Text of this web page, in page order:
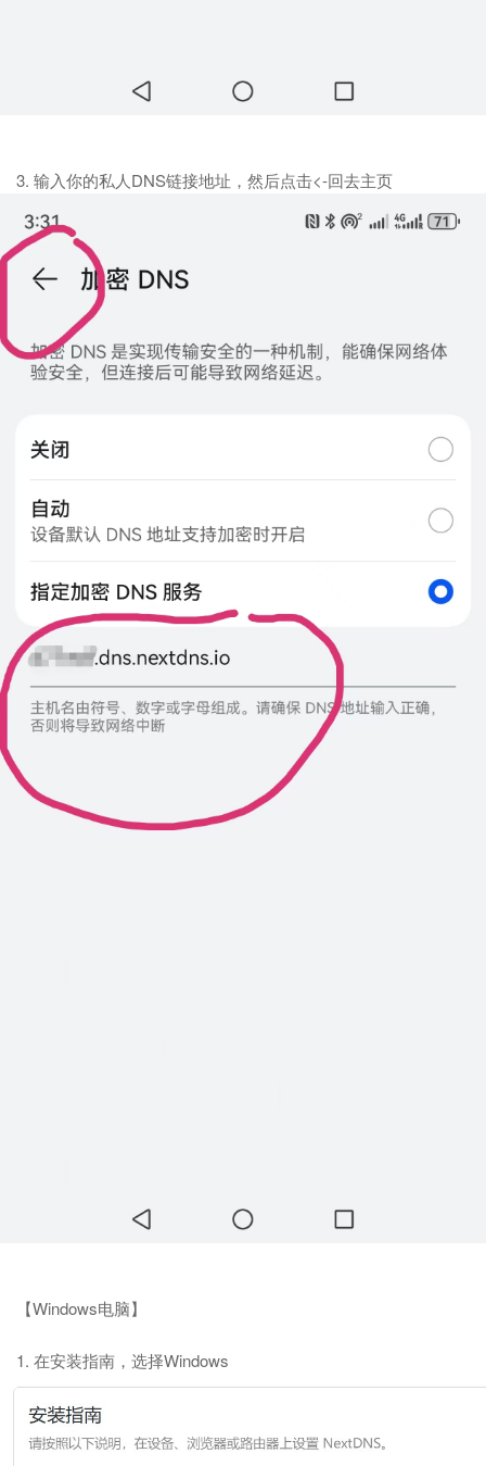
3. 输入你的私人DNS链接地址，然后点击<-回去主页
【Windows电脑】
1. 在安装指南，选择Windows